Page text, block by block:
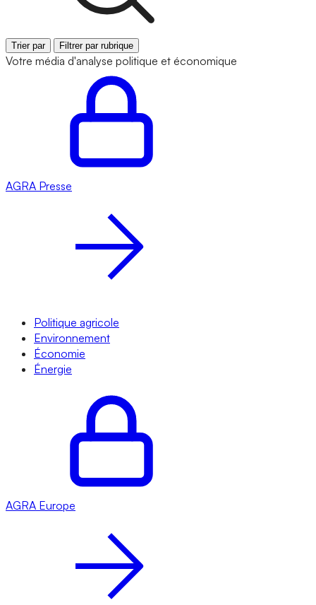
Trier par Filtrer par rubrique
Votre média d'analyse politique et économique
AGRA Presse
Politique agricole
Environnement
Économie
Énergie
AGRA Europe